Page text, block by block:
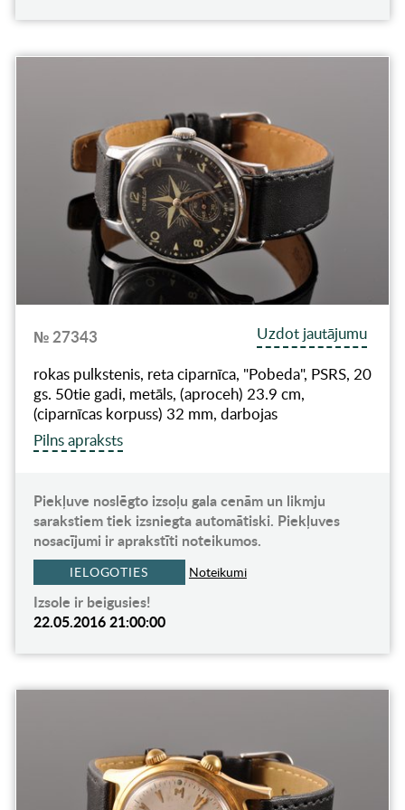
№ 27343
Uzdot jautājumu
rokas pulkstenis, reta ciparnīca, "Pobeda", PSRS, 20
gs. 50tie gadi, metāls, (aproceh) 23.9 cm,
(ciparnīcas korpuss) 32 mm, darbojas
Pilns apraksts
Piekļuve noslēgto izsoļu gala cenām un likmju
sarakstiem tiek izsniegta automātiski. Piekļuves
nosacījumi ir aprakstīti noteikumos.
IELOGOTIES Noteikumi
Izsole ir beigusies!
22.05.2016 21:00:00